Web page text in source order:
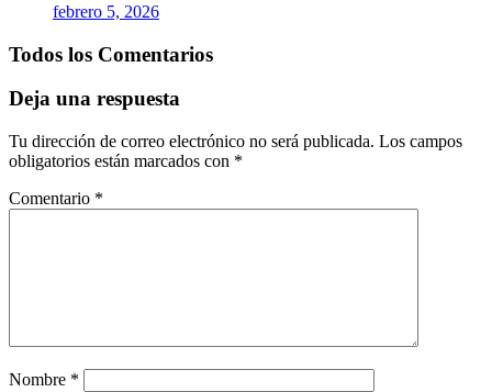
febrero 5, 2026
Todos los Comentarios
Deja una respuesta
Tu dirección de correo electrónico no será publicada. Los campos
obligatorios están marcados con *
Comentario *
Nombre *